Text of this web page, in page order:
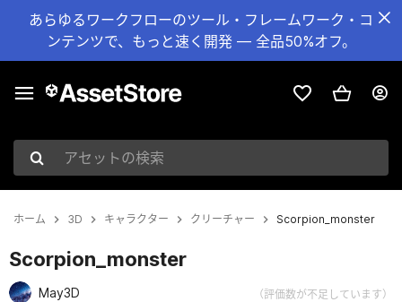
あらゆるワークフローのツール・フレームワーク・コ
ンテンツで、もっと速く開発 — 全品50%オフ。
アセットの検索
ホーム 3D キャラクター クリーチャー Scorpion_monster
Scorpion_monster
May3D （評価数が不足しています）